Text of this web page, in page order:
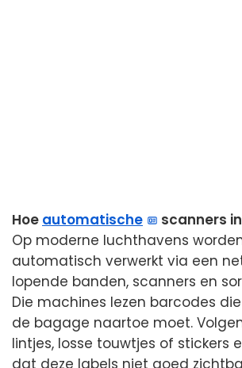
Hoe automatische
scanners
Op moderne luchthavens
automatisch verwerkt via een
lopende banden, scanners en
Die machines lezen barcodes
de bagage naartoe moet.
lintjes, losse touwtjes of stickers
dat deze labels niet goed